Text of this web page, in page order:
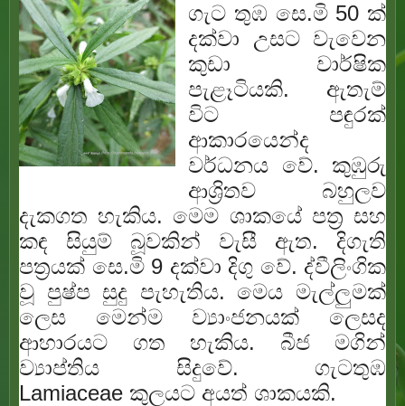
ගැට තුඹ සෙ.මි 50 ක්
දක්වා උසට වැවෙන
කුඩා වාර්ෂික
පැළෑටියකි. ඇතැම්
විට පඳුරක්
ආකාරයෙන්ද
වර්ධනය වේ. කුඹුරු
ආශ්‍රිතව බහුලව
දැකගත හැකිය. මෙම ශාකයේ පත්‍ර සහ
කඳ සියුම් බූවකින් වැසී ඇත. දිගැති
පත්‍රයක් සෙ.මි 9 දක්වා දිගු වේ. ද්වීලිංගික
වූ පුෂ්ප සුදු පැහැතිය. මෙය මැල්ලුමක්
ලෙස මෙන්ම ව්‍යාංජනයක් ලෙසද
ආහාරයට ගත හැකිය. බීජ මගින්
ව්‍යාප්තිය සිදුවේ. ගැටතුඹ
Lamiaceae කුලයට අයත් ශාකයකි.